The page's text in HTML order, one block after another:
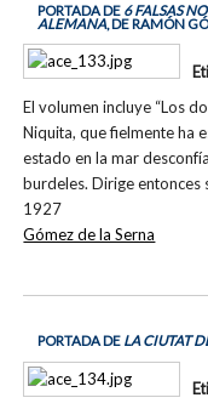
PORTADA DE 6 FALSAS
ALEMANA, DE RAMÓN
El volumen incluye “Los
Niquita, que fielmente ha
estado en la mar
burdeles. Dirige entonces
1927
Gómez de la Serna
PORTADA DE LA CIUTAT